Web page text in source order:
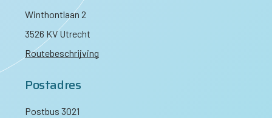
Winthontlaan 2
3526 KV Utrecht
Routebeschrijving
Postadres
Postbus 3021